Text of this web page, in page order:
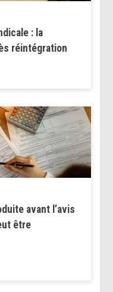
: la
réintégration
avant l’avis
être